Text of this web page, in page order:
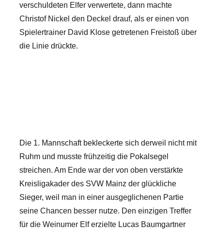
verschuldeten Elfer verwertete, dann machte
Christof Nickel den Deckel drauf, als er einen von
Spielertrainer David Klose getretenen Freistoß über
die Linie drückte.
Die 1. Mannschaft bekleckerte sich derweil nicht mit
Ruhm und musste frühzeitig die Pokalsegel
streichen. Am Ende war der von oben verstärkte
Kreisligakader des SVW Mainz der glückliche
Sieger, weil man in einer ausgeglichenen Partie
seine Chancen besser nutze. Den einzigen Treffer
für die Weinumer Elf erzielte Lucas Baumgartner